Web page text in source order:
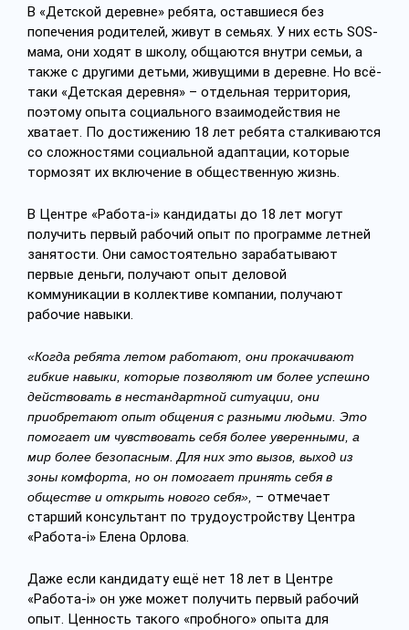
В «Детской деревне» ребята, оставшиеся без
попечения родителей, живут в семьях. У них есть SOS-
мама, они ходят в школу, общаются внутри семьи, а
также с другими детьми, живущими в деревне. Но всё-
таки «Детская деревня» – отдельная территория,
поэтому опыта социального взаимодействия не
хватает. По достижению 18 лет ребята сталкиваются
со сложностями социальной адаптации, которые
тормозят их включение в общественную жизнь.
В Центре «Работа-i» кандидаты до 18 лет могут
получить первый рабочий опыт по программе летней
занятости. Они самостоятельно зарабатывают
первые деньги, получают опыт деловой
коммуникации в коллективе компании, получают
рабочие навыки.
«Когда ребята летом работают, они прокачивают
гибкие навыки, которые позволяют им более успешно
действовать в нестандартной ситуации, они
приобретают опыт общения с разными людьми. Это
помогает им чувствовать себя более уверенными, а
мир более безопасным. Для них это вызов, выход из
зоны комфорта, но он помогает принять себя в
обществе и открыть нового себя», – отмечает
старший консультант по трудоустройству Центра
«Работа-i» Елена Орлова.
Даже если кандидату ещё нет 18 лет в Центре
«Работа-i» он уже может получить первый рабочий
опыт. Ценность такого «пробного» опыта для